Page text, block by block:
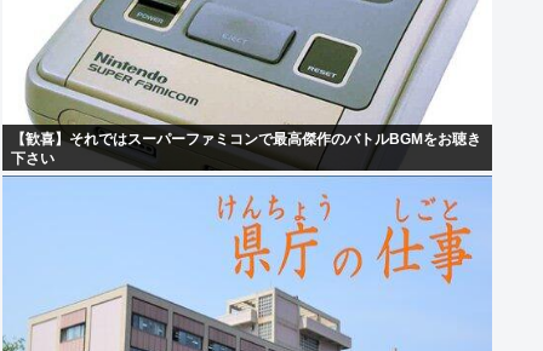
【歓喜】それではスーパーファミコンで最高傑作のバトルBGMをお聴き
下さい